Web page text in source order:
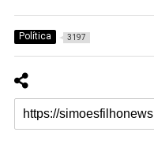
Política 3197